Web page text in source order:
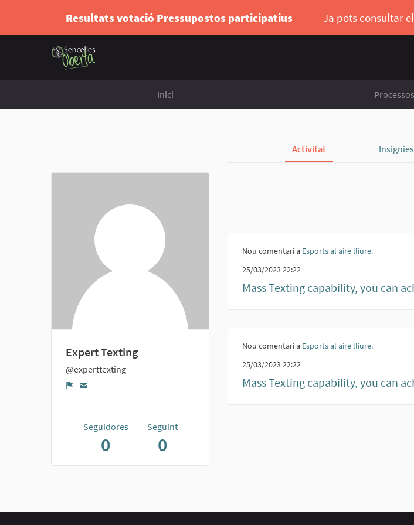
Resultats votació Pressupostos participatius - Ja pots consultar
Inici Processos
Activitat Insígnies
Expert Texting
@experttexting
Seguidores
0
Seguint
0
Nou comentari a Esports al aire lliure.
25/03/2023 22:22
Mass Texting capability, you can
Nou comentari a Esports al aire lliure.
25/03/2023 22:22
Mass Texting capability, you can